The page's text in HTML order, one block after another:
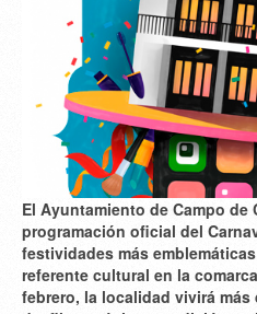
El Ayuntamiento de Campo de
programación oficial del
festividades más
referente cultural en la
febrero, la localidad vivirá